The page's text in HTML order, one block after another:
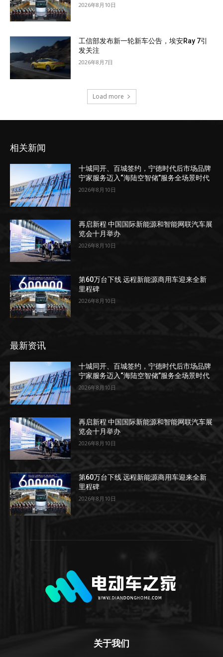
2026年8月10日
工信部发布新一轮新车公告，埃安Ray 7引
发关注
2026年8月7日
Load more
相关新闻
十城同开、百城签约，宁德时代后市场品牌
宁家服务迈入“海陆空智储”服务全场景时代
2026年8月10日
再启新程 中国国际新能源和智能网联汽车展
览会十月举办
2026年8月10日
第60万台下线 远程新能源商用车迎来全新
里程碑
2026年8月10日
最新资讯
十城同开、百城签约，宁德时代后市场品牌
宁家服务迈入“海陆空智储”服务全场景时代
2026年8月10日
再启新程 中国国际新能源和智能网联汽车展
览会十月举办
2026年8月10日
第60万台下线 远程新能源商用车迎来全新
里程碑
2026年8月10日
关于我们